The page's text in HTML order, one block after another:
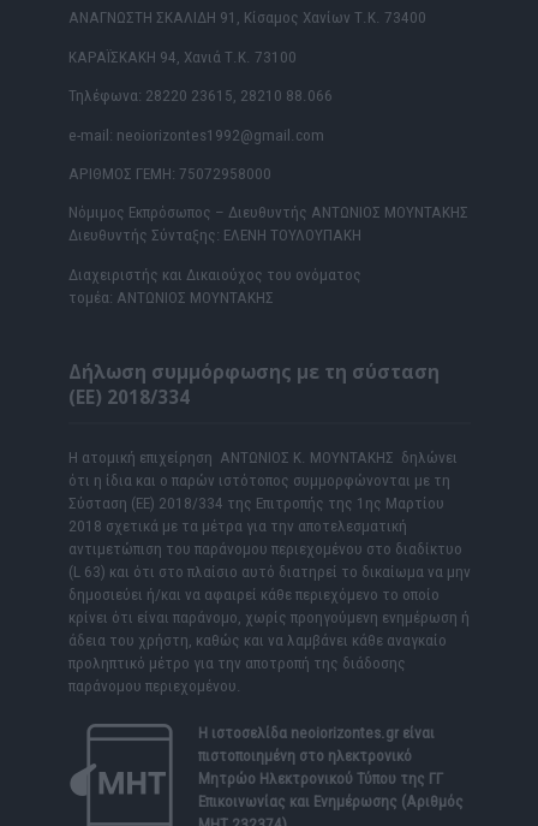
ΑΝΑΓΝΩΣΤΗ ΣΚΑΛΙΔΗ 91, Κίσαμος Χανίων Τ.Κ. 73400
ΚΑΡΑΪΣΚΑΚΗ 94, Χανιά Τ.Κ. 73100
Τηλέφωνα: 28220 23615, 28210 88.066
e-mail: neoiorizontes1992@gmail.com
ΑΡΙΘΜΟΣ ΓΕΜΗ: 75072958000
Νόμιμος Εκπρόσωπος – Διευθυντής ΑΝΤΩΝΙΟΣ ΜΟΥΝΤΑΚΗΣ
Διευθυντής Σύνταξης: ΕΛΕΝΗ ΤΟΥΛΟΥΠΑΚΗ
Διαχειριστής και Δικαιούχος του ονόματος
τομέα: ΑΝΤΩΝΙΟΣ ΜΟΥΝΤΑΚΗΣ
Δήλωση συμμόρφωσης με τη σύσταση
(ΕΕ) 2018/334
Η ατομική επιχείρηση ΑΝΤΩΝΙΟΣ Κ. ΜΟΥΝΤΑΚΗΣ δηλώνει
ότι η ίδια και ο παρών ιστότοπος συμμορφώνονται με τη
Σύσταση (ΕΕ) 2018/334 της Επιτροπής της 1ης Μαρτίου
2018 σχετικά με τα μέτρα για την αποτελεσματική
αντιμετώπιση του παράνομου περιεχομένου στο διαδίκτυο
(L 63) και ότι στο πλαίσιο αυτό διατηρεί το δικαίωμα να μην
δημοσιεύει ή/και να αφαιρεί κάθε περιεχόμενο το οποίο
κρίνει ότι είναι παράνομο, χωρίς προηγούμενη ενημέρωση ή
άδεια του χρήστη, καθώς και να λαμβάνει κάθε αναγκαίο
προληπτικό μέτρο για την αποτροπή της διάδοσης
παράνομου περιεχομένου.
Η ιστοσελίδα neoiorizontes.grείναι
πιστοποιημένη στο ηλεκτρονικό
Μητρώο Ηλεκτρονικού Τύπου της ΓΓ
Επικοινωνίας και Ενημέρωσης (Αριθμός